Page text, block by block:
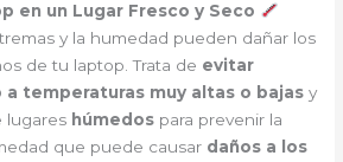
en un Lugar Fresco y Seco
y la humedad pueden dañar los
de tu laptop. Trata de evitar
temperaturas muy altas o bajas y
lugares húmedos para prevenir la
que puede causar daños a los